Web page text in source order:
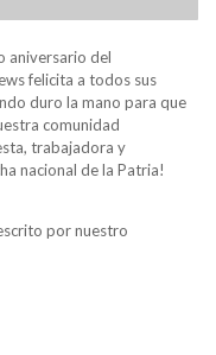
aniversario del
felicita a todos sus
duro la mano para que
comunidad
trabajadora y
nacional de la Patria!
por nuestro